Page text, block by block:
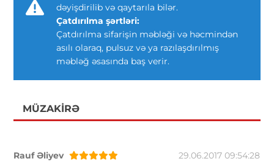
dəyişdirilib və qaytarıla bilər.
Çatdırılma şərtləri:
Çatdırılma sifarişin məbləği və həcmindən
asılı olaraq, pulsuz və ya razılaşdırılmış
məbləğ əsasında baş verir.
MÜZAKIRƏ
Rauf Əliyev
29.06.2017 09:54:28